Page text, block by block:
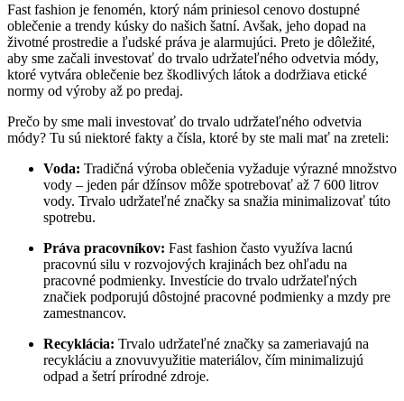
Fast fashion je fenomén, ktorý nám priniesol cenovo dostupné
oblečenie a trendy kúsky do našich šatní. Avšak, jeho dopad na
životné prostredie a ľudské práva je alarmujúci. Preto je dôležité,
aby sme začali investovať do trvalo udržateľného odvetvia módy,
ktoré vytvára oblečenie bez škodlivých látok a dodržiava etické
normy od výroby až po predaj.
Prečo by sme mali investovať do trvalo udržateľného odvetvia
módy? Tu sú niektoré fakty a čísla, ktoré by ste mali mať na zreteli:
Voda: Tradičná výroba oblečenia vyžaduje výrazné množstvo
vody – jeden pár džínsov môže spotrebovať až 7 600 litrov
vody. Trvalo udržateľné značky sa snažia minimalizovať túto
spotrebu.
Práva pracovníkov: Fast fashion často využíva lacnú
pracovnú silu v rozvojových krajinách bez ohľadu na
pracovné podmienky. Investície do trvalo udržateľných
značiek podporujú dôstojné pracovné podmienky a mzdy pre
zamestnancov.
Recyklácia: Trvalo udržateľné značky sa zameriavajú na
recykláciu a znovuvyužitie materiálov, čím minimalizujú
odpad a šetrí prírodné zdroje.